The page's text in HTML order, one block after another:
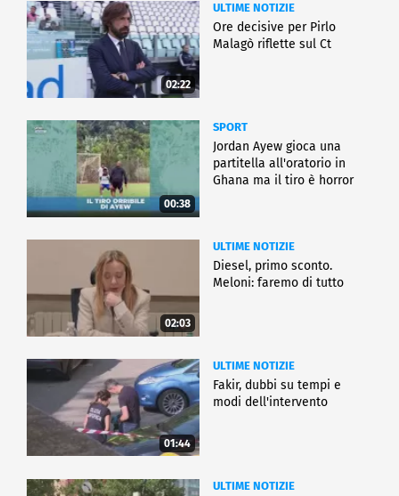
02:22
ULTIME NOTIZIE
Ore decisive per Pirlo
Malagò riflette sul Ct
00:38
SPORT
Jordan Ayew gioca una
partitella all'oratorio in
Ghana ma il tiro è horror
02:03
ULTIME NOTIZIE
Diesel, primo sconto.
Meloni: faremo di tutto
01:44
ULTIME NOTIZIE
Fakir, dubbi su tempi e
modi dell'intervento
ULTIME NOTIZIE